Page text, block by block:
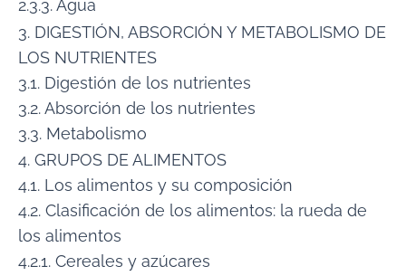
2.3.3. Agua
3. DIGESTIÓN, ABSORCIÓN Y METABOLISMO DE
LOS NUTRIENTES
3.1. Digestión de los nutrientes
3.2. Absorción de los nutrientes
3.3. Metabolismo
4. GRUPOS DE ALIMENTOS
4.1. Los alimentos y su composición
4.2. Clasificación de los alimentos: la rueda de
los alimentos
4.2.1. Cereales y azúcares